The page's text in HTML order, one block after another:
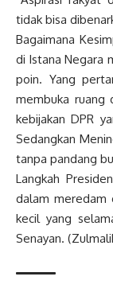
tidak bisa
Bagaimana
di Istana Negara
poin. Yang
membuka ruang
kebijakan DPR
Sedangkan
tanpa pandang
Langkah
dalam meredam
kecil yang
Senayan.